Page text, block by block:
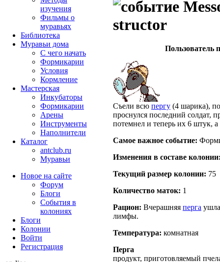
structor
Пользователь
Съели всю пергу (4 шарика),
проснулся последний солдат,
потемнел и теперь их 6 штук,
Самое важное событие:
Изменения в составе
Текущий размер кoлонии: 75
Количество маток: 1
Рацион: Вчерашняя перга
лимфы.
Температура: комнатная
Перга
продукт, приготовляемый
изучения
Фильмы о
муравьях
Библиотека
Муравьи дома
С чего начать
Формикарии
Условия
Кормление
Мастерская
Инкубаторы
Формикарии
Арены
Инструменты
Наполнители
Каталог
antclub.ru
Муравьи
Новое на сайте
Форум
Блоги
События в
колониях
Блоги
Колонии
Войти
Peгиcтpaция